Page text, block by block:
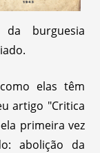
burguesia
elas têm
artigo "Critica
primeira vez
abolição da